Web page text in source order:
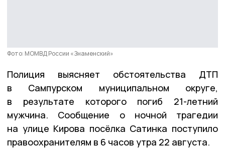
Фото: МОМВД России «Знаменский»
Полиция выясняет обстоятельства ДТП
в Сампурском муниципальном округе,
в результате которого погиб 21-летний
мужчина. Сообщение о ночной трагедии
на улице Кирова посёлка Сатинка поступило
правоохранителям в 6 часов утра 22 августа.